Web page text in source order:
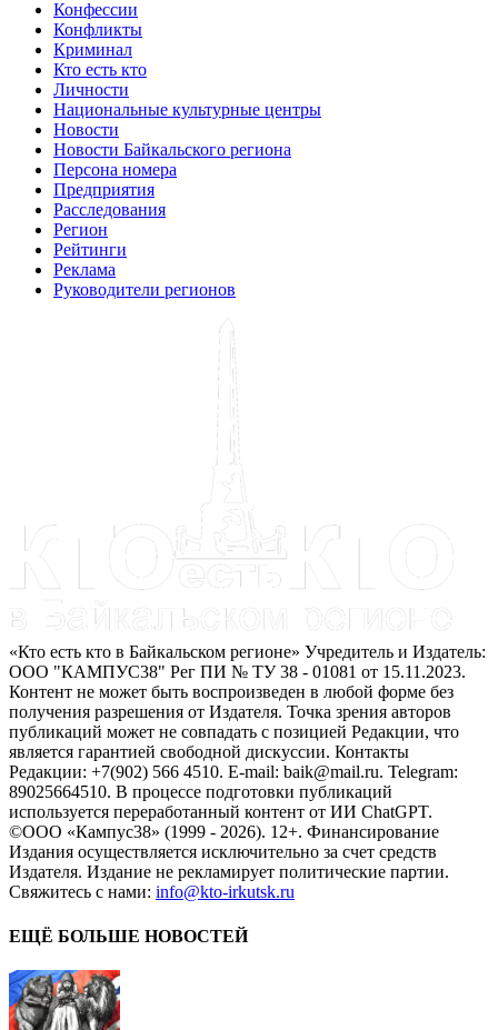
Конфессии
Конфликты
Криминал
Кто есть кто
Личности
Национальные культурные центры
Новости
Новости Байкальского региона
Персона номера
Предприятия
Расследования
Регион
Рейтинги
Реклама
Руководители регионов
«Кто есть кто в Байкальском регионе» Учредитель и Издатель:
ООО "КАМПУС38" Рег ПИ № ТУ 38 - 01081 от 15.11.2023.
Контент не может быть воспроизведен в любой форме без
получения разрешения от Издателя. Точка зрения авторов
публикаций может не совпадать с позицией Редакции, что
является гарантией свободной дискуссии. Контакты
Редакции: +7(902) 566 4510. E-mail: baik@mail.ru. Telegram:
89025664510. В процессе подготовки публикаций
используется переработанный контент от ИИ ChatGPT.
©ООО «Кампус38» (1999 - 2026). 12+. Финансирование
Издания осуществляется исключительно за счет средств
Издателя. Издание не рекламирует политические партии.
Свяжитесь с нами: info@kto-irkutsk.ru
ЕЩЁ БОЛЬШЕ НОВОСТЕЙ